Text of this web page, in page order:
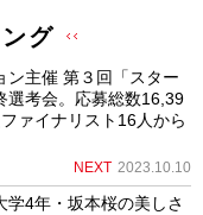
グ
ン主催 第３回「スター
考会。応募総数16,39
ァイナリスト16人から
NEXT 2023.10.10
学4年・坂本桜の美しさ